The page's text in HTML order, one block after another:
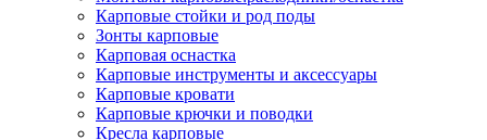
Карповые стойки и род поды
Зонты карповые
Карповая оснастка
Карповые инструменты и аксессуары
Карповые кровати
Карповые крючки и поводки
Кресла карповые